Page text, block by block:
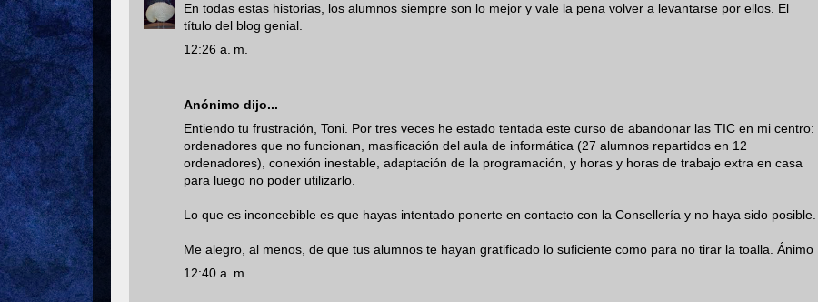
En todas estas historias, los alumnos siempre son lo mejor y vale la pena volver a levantarse por ellos. El
título del blog genial.
12:26 a. m.
Anónimo dijo...
Entiendo tu frustración, Toni. Por tres veces he estado tentada este curso de abandonar las TIC en mi centro:
ordenadores que no funcionan, masificación del aula de informática (27 alumnos repartidos en 12
ordenadores), conexión inestable, adaptación de la programación, y horas y horas de trabajo extra en casa
para luego no poder utilizarlo.
Lo que es inconcebible es que hayas intentado ponerte en contacto con la Consellería y no haya sido posible.
Me alegro, al menos, de que tus alumnos te hayan gratificado lo suficiente como para no tirar la toalla. Ánimo
12:40 a. m.